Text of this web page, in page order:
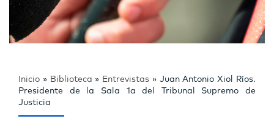
Inicio » Biblioteca » Entrevistas » Juan Antonio Xiol Ríos.
Presidente de la Sala 1a del Tribunal Supremo de
Justicia